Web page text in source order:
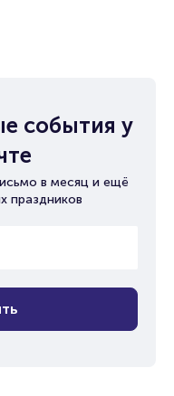
события у
в месяц и ещё
праздников